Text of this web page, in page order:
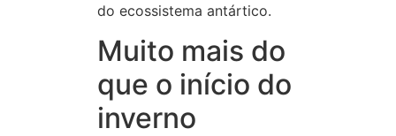
do ecossistema antártico.
Muito mais do
que o início do
inverno